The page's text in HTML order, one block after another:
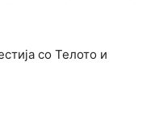
со Телото и